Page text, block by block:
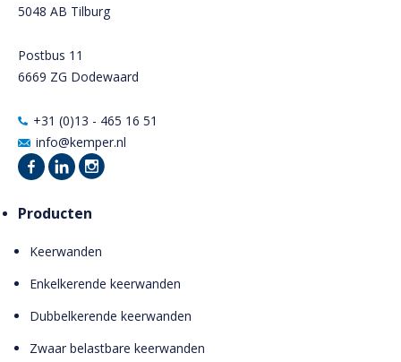
5048 AB Tilburg
Postbus 11
6669 ZG Dodewaard
+31 (0)13 - 465 16 51
info@kemper.nl
Producten
Keerwanden
Enkelkerende keerwanden
Dubbelkerende keerwanden
Zwaar belastbare keerwanden